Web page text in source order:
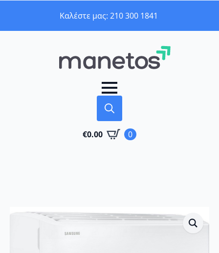
Καλέστε μας: 210 300 1841
for:
€0.00 0